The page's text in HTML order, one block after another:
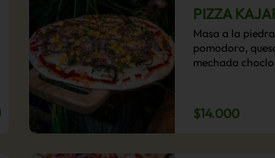
PIZZA
Masa a la
pomodoro,
mechada
$14.000